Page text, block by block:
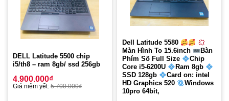
DELL Latitude 5500 chip
i5/th8 – ram 8gb/ ssd 256gb
4.900.000₫
Giá niêm yết: 5.700.000₫
Dell Latitude 5580
Màn Hình To 15.6inch
Bàn
Phím Số Full Size
Chip
Core i5-6200U
Ram 8gb
SSD 128gb
Card on: intel
HD Graphics 520
Windows
10pro 64bit,